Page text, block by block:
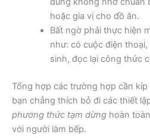
hoặc gia vị cho đồ ăn.
Bất ngờ phải thực hiện
như: có cuộc điện
sinh, đọc lại công thức
Tổng hợp các trường hợp cần
bạn chẳng thích bỏ đi các thiết
phương thức tạm dừng hoàn
với người làm bếp.